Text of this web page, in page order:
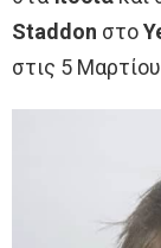
Staddon στο
στις 5